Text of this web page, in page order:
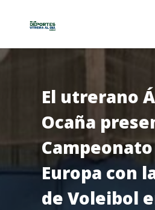
El utrerano
Ocaña
Europa con
de Voleibol